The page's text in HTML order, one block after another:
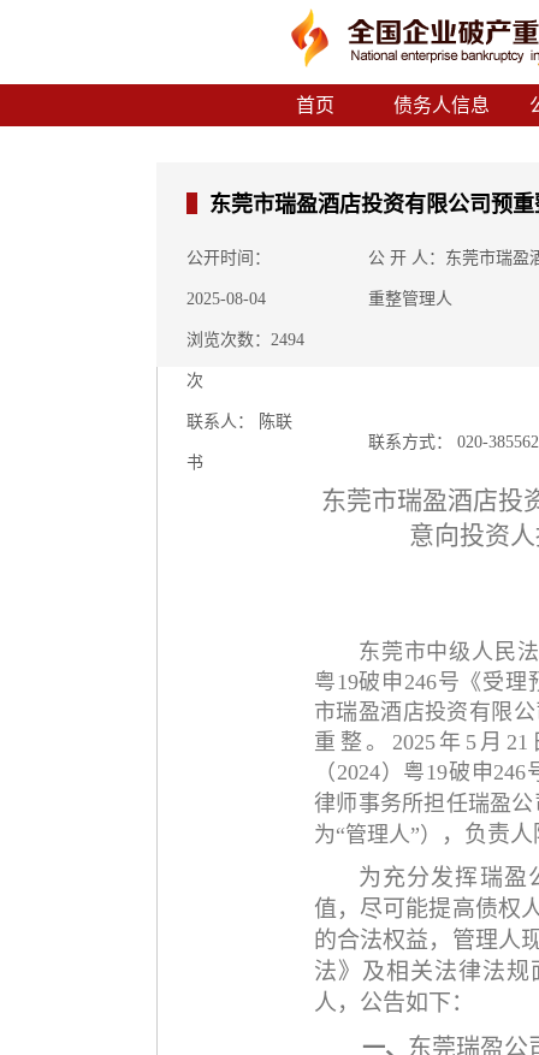
首页 债务人信息
东莞市瑞盈酒店投资有限公司预
公开时间：
2025-08-04
公 开 人：东莞市瑞盈
重整管理人
浏览次数：2494
次
联系人： 陈联
书
联系方式： 020-
东莞市瑞盈酒店投
意向投资
东莞市中级人民
粤19破申246号《受
市瑞盈酒店投资有限
重整。2025年5月
（2024）粤19破申
律师事务所担任瑞盈
为“管理人”）
，负责
为充分发挥瑞盈
值，尽可能提高债权
的合法权益，管理人
法》及相关法律法
人，公告如下：
一、 东莞瑞盈公